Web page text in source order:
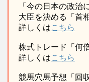
「今の日本の政
大臣を決める「首
詳しくはこちら
株式トレード「何
詳しくはこちら
競馬穴馬予想「回